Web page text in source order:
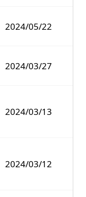
2024/05/22
2024/03/27
2024/03/13
2024/03/12